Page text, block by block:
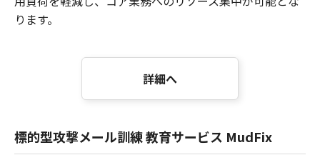
ります。
詳細へ
標的型攻撃メール訓練 教育サービス MudFix